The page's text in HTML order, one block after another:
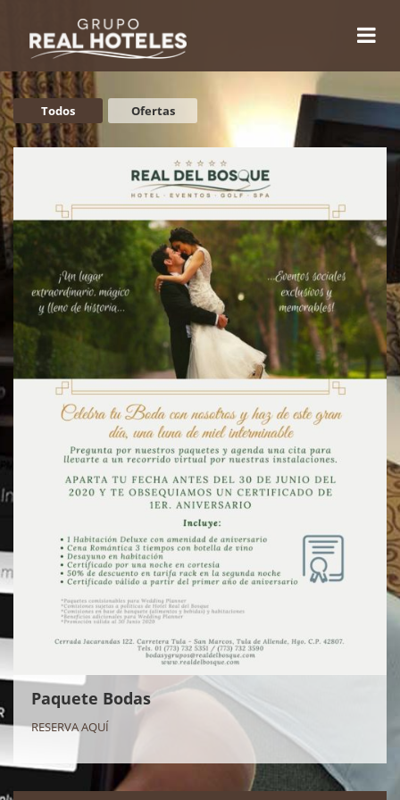
Todos Ofertas
Paquete Bodas
RESERVA AQUÍ